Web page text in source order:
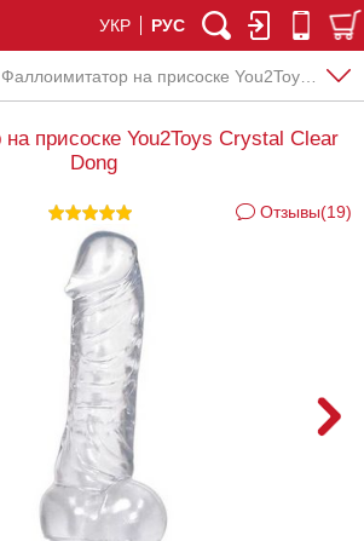
УКР РУС
на присоске You2Toys Crystal Clear Dong
присоске You2Toys Crystal Clear
Dong
Отзывы(19)